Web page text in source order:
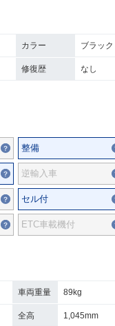
カラー ブラック
修復歴 なし
整備
逆輸入車
セル付
ETC車載機付
車両重量 89kg
全高 1,045mm